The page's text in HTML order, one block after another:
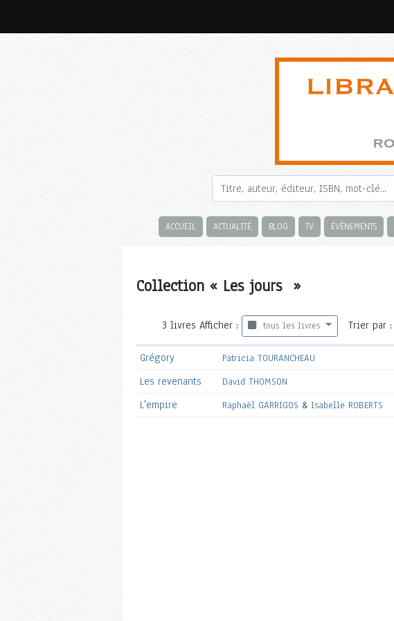
ACCUEIL ACTUALITÉ BLOG TV ÉVÈNEMENTS
Collection « Les jours »
3 livres Afficher : tous les livres Trier par :
Grégory Patricia TOURANCHEAU
Les revenants David THOMSON
L'empire Raphaël GARRIGOS &Isabelle ROBERTS